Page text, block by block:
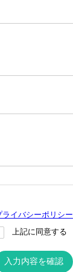
ライバシーポリシー
上記に同意する
入力内容を確認